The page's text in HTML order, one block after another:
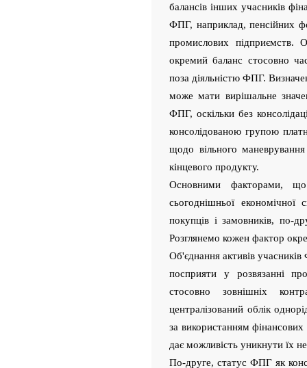
балансів інших учасників
ФПГ, наприклад, пенсійних
промислових
окремий баланс стосовно
поза діяльністю ФПГ.
може мати вирішальне
ФПГ, оскільки без
консолідованою групою
щодо вільного
кінцевого продукту.
Основними факторами, що
сьогоднішньої
покупців і замовників, по-
Розглянемо кожен фактор
Об'єднання активів
посприяти у розвязанні
стосовно зовнішніх
централізований облік
за використанням фінансових
дає можливість уникнути їх
По-друге, статус ФПГ як